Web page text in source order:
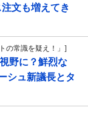
文も増えてき
の常識を疑え！」]
野に？鮮烈な
シュ新議長とタ